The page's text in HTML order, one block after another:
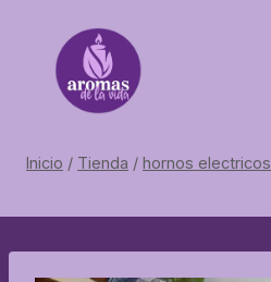
contenido
Inicio / Tienda / hornos electricos